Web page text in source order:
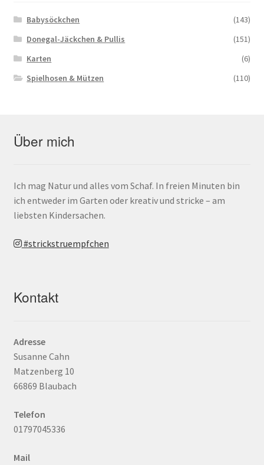
Babysöckchen
(143)
Donegal-Jäckchen & Pullis
(151)
Karten
(6)
Spielhosen & Mützen
(110)
Über mich
Ich mag Natur und alles vom Schaf. In freien Minuten bin
ich entweder im Garten oder kreativ und stricke – am
liebsten Kindersachen.
#strickstruempfchen
Kontakt
Adresse
Susanne Cahn
Matzenberg 10
66869 Blaubach
Telefon
01797045336
Mail